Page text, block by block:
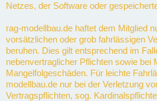
Netzes, der Software oder
rag-modellbau.de haftet dem Mitglied
vorsätzlichen oder grob fahrlässigen
beruhen. Dies gilt entsprechend im
nebenvertraglicher Pflichten sowie bei
Mangelfolgeschäden. Für leichte
modellbau.de nur bei der Verletzung
Vertragspflichten, sog.